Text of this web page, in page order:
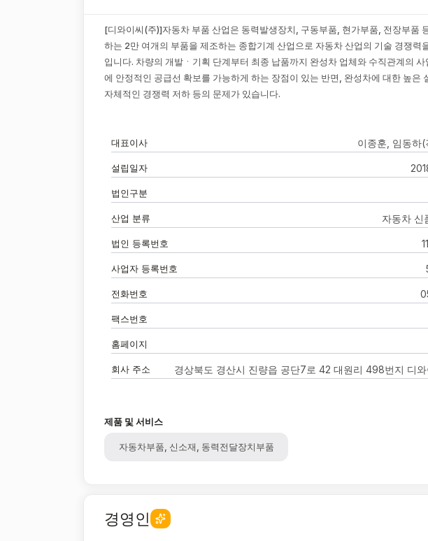
[디와이씨(주)]자동차 부품 산업은 동력발생장치, 구동부품, 현가부품, 전장부품
하는 2만 여개의 부품을 제조하는 종합기계 산업으로 자동차 산업의 기술 경쟁력
입니다. 차량의 개발ㆍ기획 단계부터 최종 납품까지 완성차 업체와 수직관계의
에 안정적인 공급선 확보를 가능하게 하는 장점이 있는 반면, 완성차에 대한 높은
자체적인 경쟁력 저하 등의 문제가 있습니다.
대표이사 이종훈, 임동하
설립일자
법인구분
산업 분류 자동차 신
법인 등록번호
사업자 등록번호
전화번호
팩스번호
홈페이지
회사 주소 경상북도 경산시 진량읍 공단7로 42 대원리 498번지 디
제품 및 서비스
자동차부품, 신소재, 동력전달장치부품
경영인